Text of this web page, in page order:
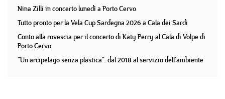
Nina Zilli in concerto lunedì a Porto Cervo
Tutto pronto per la Vela Cup Sardegna 2026 a Cala dei Sardi
Conto alla rovescia per il concerto di Katy Perry al Cala di Volpe di
Porto Cervo
"Un arcipelago senza plastica": dal 2018 al servizio dell'ambiente